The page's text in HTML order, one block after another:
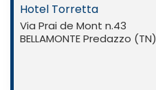
Hotel Torretta
Via Prai de Mont n.43
BELLAMONTE Predazzo (TN)